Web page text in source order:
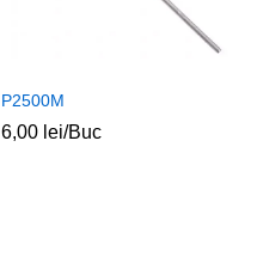
P2500M
6,00 lei/Buc